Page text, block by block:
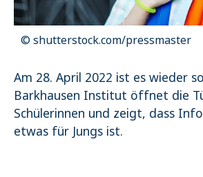
© shutterstock.com/pressmaster
Am 28. April 2022 ist es wieder
Barkhausen Institut öffnet die
Schülerinnen und zeigt, dass
etwas für Jungs ist.
helfen uns zu verstehen, wie unsere Besucher
Es werden keine Daten an Drittanbieter
Matomo
_pk_id.1.4143
Cookie duration:
1 Year